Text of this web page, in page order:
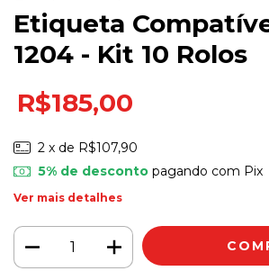
Etiqueta
1204 - Kit 10 Rolos
R$185,00
2 x de R$107,90
5% de descontopagando com Pix
Ver mais detalhes